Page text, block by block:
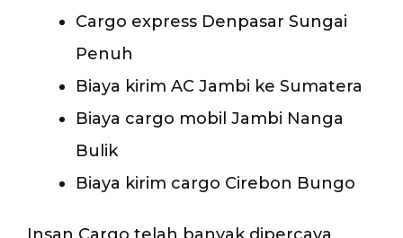
Cargo express Denpasar Sungai
Penuh
Biaya kirim AC Jambi ke Sumatera
Biaya cargo mobil Jambi Nanga
Bulik
Biaya kirim cargo Cirebon Bungo